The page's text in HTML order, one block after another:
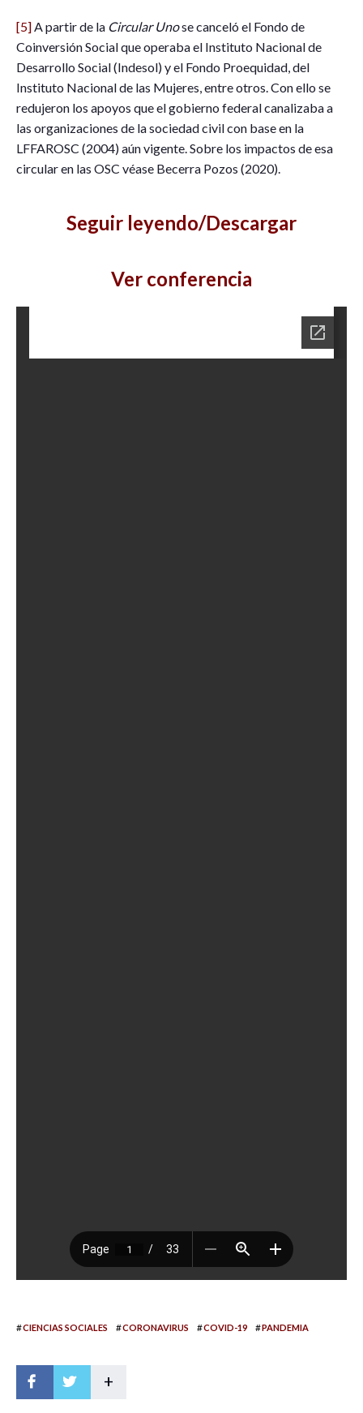
[5]A partir de la Circular Unose canceló el Fondo de
Coinversión Social que operaba el Instituto Nacional de
Desarrollo Social (Indesol) y el Fondo Proequidad, del
Instituto Nacional de las Mujeres, entre otros. Con ello se
redujeron los apoyos que el gobierno federal canalizaba a
las organizaciones de la sociedad civil con base en la
LFFAROSC (2004) aún vigente. Sobre los impactos de esa
circular en las OSC véase Becerra Pozos (2020).
Seguir leyendo/Descargar
Ver conferencia
#CIENCIAS SOCIALES #CORONAVIRUS #COVID-19 #PANDEMIA
+